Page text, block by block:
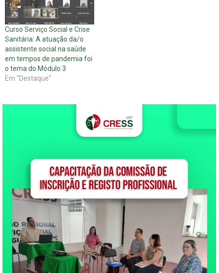
Curso Serviço Social e Crise
Sanitária: A atuação da/o
assistente social na saúde
em tempos de pandemia foi
o tema do Módulo 3
Em "Destaque"